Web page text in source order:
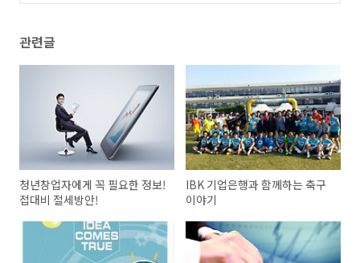
관련글
청년창업자에게 꼭 필요한 정보!
접대비 절세방안!
IBK 기업은행과 함께하는 축구
이야기